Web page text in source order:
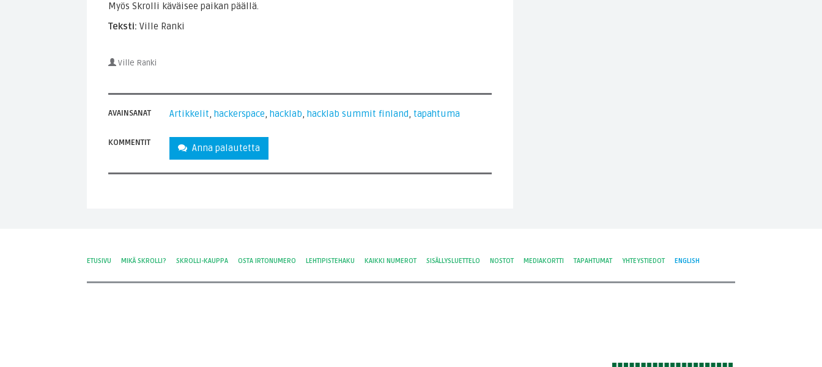
Myös Skrolli käväisee paikan päällä.
Teksti: Ville Ranki
Ville Ranki
AVAINSANAT Artikkelit hackerspace hacklab hacklab summit finland tapahtuma
KOMMENTIT Anna palautetta
ETUSIVU MIKÄ SKROLLI? SKROLLI-KAUPPA OSTA IRTONUMERO LEHTIPISTEHAKU KAIKKI NUMEROT SISÄLLYSLUETTELO NOSTOT MEDIAKORTTI TAPAHTUMAT YHTEYSTIEDOT ENGLISH